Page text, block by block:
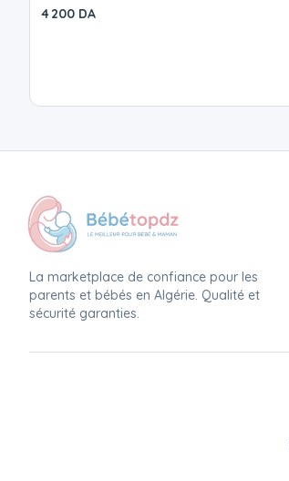
4 200 DA
La marketplace de confiance pour les
parents et bébés en Algérie. Qualité et
sécurité garanties.